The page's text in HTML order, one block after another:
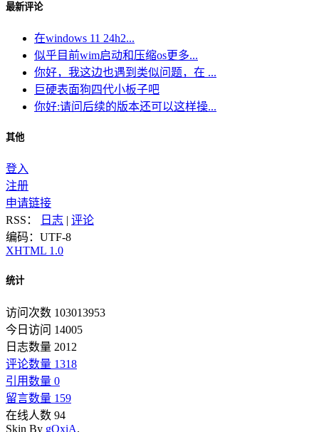
最新评论
在windows 11 24h2...
似乎目前wim启动和压缩os更多...
你好，我这边也遇到类似问题，在 ...
巨硬表面狗四代小板子吧
你好:请问后续的版本还可以这样操...
其他
登入
注册
申请链接
RSS：
日志 | 评论
编码：UTF-8
XHTML 1.0
统计
访问次数 103013953
今日访问 14005
日志数量 2012
评论数量 1318
引用数量 0
留言数量 159
在线人数 94
Skin By gOxiA.